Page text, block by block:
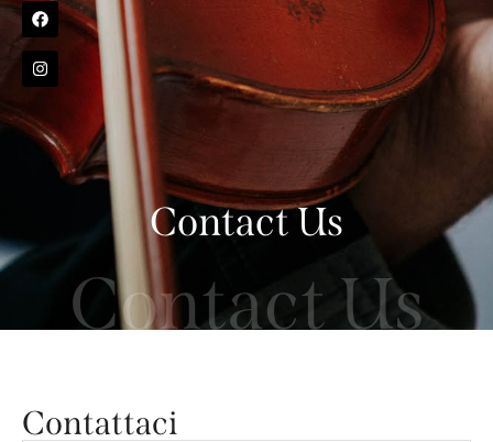
Contact Us
Contact Us
Contattaci